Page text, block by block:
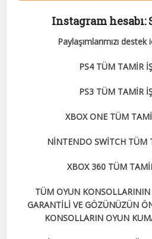
Instagram
Paylaşımlarımızı
PS4 TÜM TAMİR
PS3 TÜM TAMİR
XBOX ONE TÜM
NİNTENDO SWİTCH TÜM
XBOX 360 TÜM
TÜM OYUN
GARANTİLİ VE GÖZÜNÜZÜN
KONSOLLARIN OYUN